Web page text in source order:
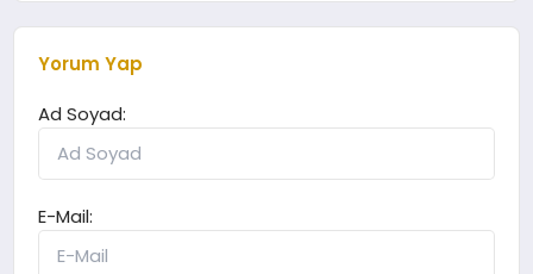
Yorum Yap
Ad Soyad:
E-Mail: